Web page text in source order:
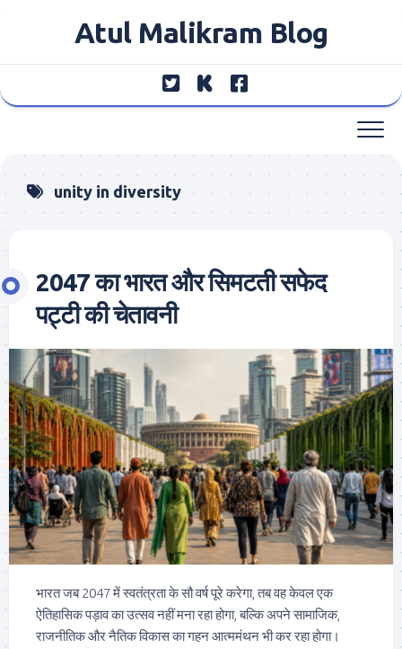
Atul Malikram Blog
unity in diversity
2047 का भारत और सिमटती सफेद
पट्टी की चेतावनी
भारत जब 2047 में स्वतंत्रता के सौ वर्ष पूरे करेगा, तब वह केवल एक
ऐतिहासिक पड़ाव का उत्सव नहीं मना रहा होगा, बल्कि अपने सामाजिक,
राजनीतिक और नैतिक विकास का गहन आत्ममंथन भी कर रहा होगा।